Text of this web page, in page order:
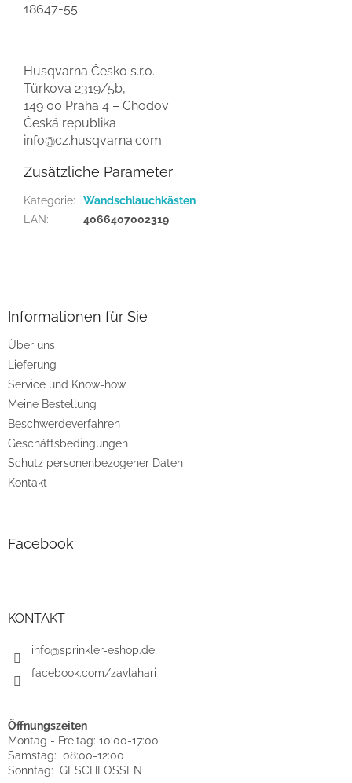
18647-55
Husqvarna Česko s.r.o.
Türkova 2319/5b,
149 00 Praha 4 – Chodov
Česká republika
info@cz.husqvarna.com
Zusätzliche Parameter
Kategorie:
Wandschlauchkästen
EAN: 4066407002319
e
Informationen für Sie
Über uns
Lieferung
Service und Know-how
Meine Bestellung
Beschwerdeverfahren
Geschäftsbedingungen
Schutz personenbezogener Daten
Kontakt
Facebook
KONTAKT
info@sprinkler-eshop.de
facebook.com/zavlahari
Öffnungszeiten
Montag - Freitag: 10:00-17:00
Samstag: 08:00-12:00
Sonntag: GESCHLOSSEN